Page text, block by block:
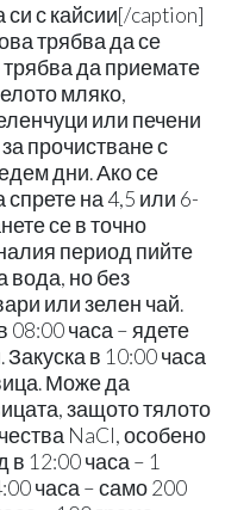
с кайсии[/caption]
трябва да се
да приемате
мляко,
или печени
прочистване с
дни. Ако се
на 4,5 или 6-
се в точно
период пийте
вода, но без
или зелен чай.
08:00 часа – ядете
в 10:00 часа
Може да
защото тялото
NaCl, особено
в 12:00 часа – 1
часа – само 200